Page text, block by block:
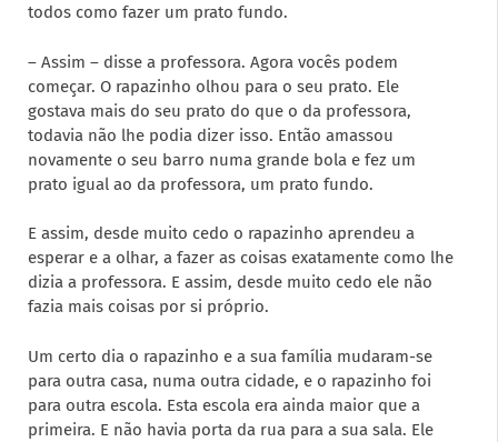
todos como fazer um prato fundo.
– Assim – disse a professora. Agora vocês podem
começar. O rapazinho olhou para o seu prato. Ele
gostava mais do seu prato do que o da professora,
todavia não lhe podia dizer isso. Então amassou
novamente o seu barro numa grande bola e fez um
prato igual ao da professora, um prato fundo.
E assim, desde muito cedo o rapazinho aprendeu a
esperar e a olhar, a fazer as coisas exatamente como lhe
dizia a professora. E assim, desde muito cedo ele não
fazia mais coisas por si próprio.
Um certo dia o rapazinho e a sua família mudaram-se
para outra casa, numa outra cidade, e o rapazinho foi
para outra escola. Esta escola era ainda maior que a
primeira. E não havia porta da rua para a sua sala. Ele